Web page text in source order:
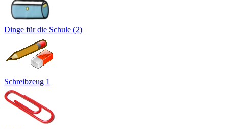
Dinge für die Schule (2)
Schreibzeug 1